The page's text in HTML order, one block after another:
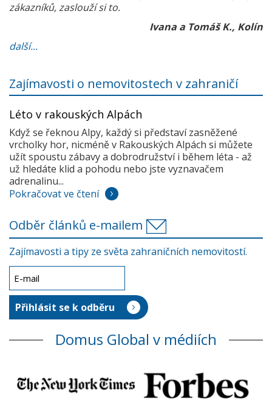
zákazníků, zaslouží si to.
Ivana a Tomáš K., Kolín
další...
Zajímavosti o nemovitostech v zahraničí
Léto v rakouských Alpách
Když se řeknou Alpy, každý si představí zasněžené
vrcholky hor, nicméně v Rakouských Alpách si můžete
užít spoustu zábavy a dobrodružství i během léta - až
už hledáte klid a pohodu nebo jste vyznavačem
adrenalinu...
Pokračovat ve čtení
Odběr článků e-mailem
Zajímavosti a tipy ze světa zahraničních nemovitostí.
Domus Global v médiích